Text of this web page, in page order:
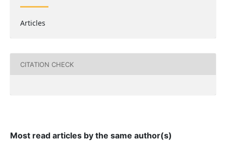
Articles
CITATION CHECK
Most read articles by the same author(s)